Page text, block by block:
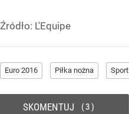
Źródło: L'Equipe
Euro 2016 Piłka nożna Sport
SKOMENTUJ 3